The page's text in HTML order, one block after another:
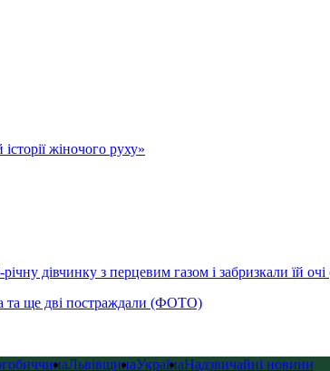
жіночого руху»
дівчинку з перцевим газом і забризкали їй
та ще дві постраждали (ФОТО)
ЛьвівщинаУкраїнаНадзвичайні новини